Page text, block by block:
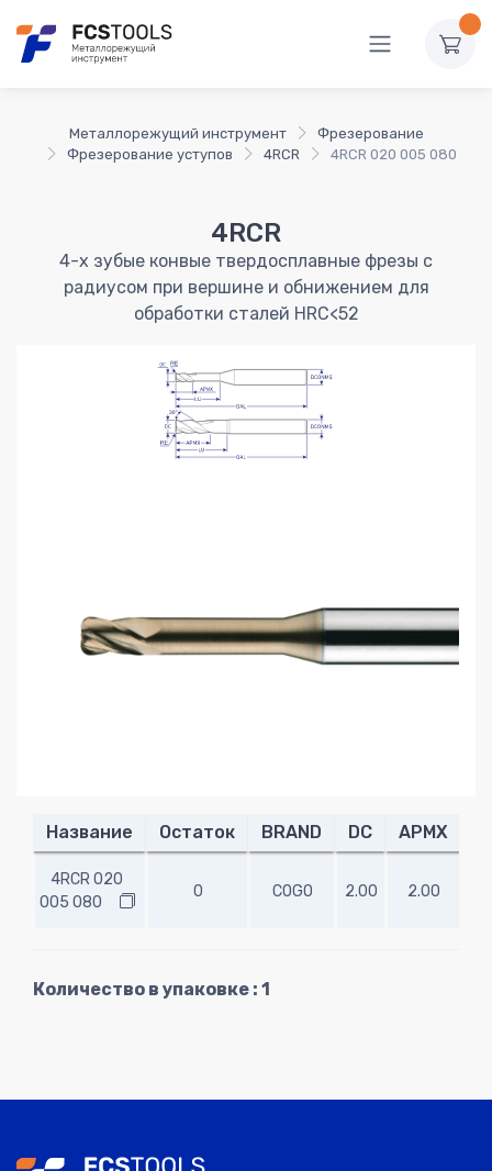
Металлорежущий инструмент
Фрезерование
Фрезерование уступов
4RCR 4RCR 020 005 080
4RCR
4-х зубые конвые твердосплавные фрезы с
радиусом при вершине и обнижением для
обработки сталей HRC<52
Название Остаток BRAND DC APMX
4RCR 020
005 080
0 COGO 2.00 2.00
Количество в упаковке : 1